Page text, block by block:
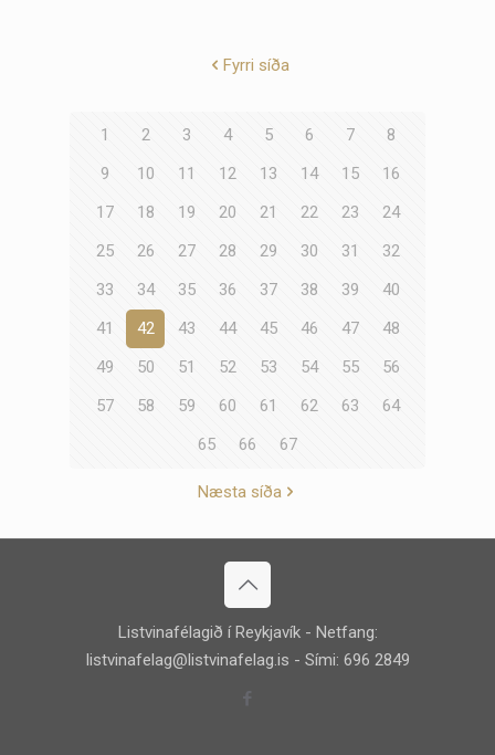
Fyrri síða
1 2 3 4 5 6 7
8
9
10 11 12 13 14 15
16
17
18 19 20 21 22 23
24
25
26 27 28 29 30 31
32
33
34 35 36 37 38 39
40
41
42 43 44 45 46 47
48
49
50 51 52 53 54 55
56
57
58 59 60 61 62 63
64
65
66 67
Næsta síða
Listvinafélagið í Reykjavík - Netfang:
listvinafelag@listvinafelag.is - Sími: 696 2849